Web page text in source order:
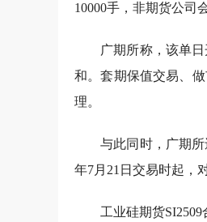
10000手，非期货公司
广期所称，该单
和。套期保值交易、
理。
与此同时，广期
年7月21日交易时起，
工业硅期货